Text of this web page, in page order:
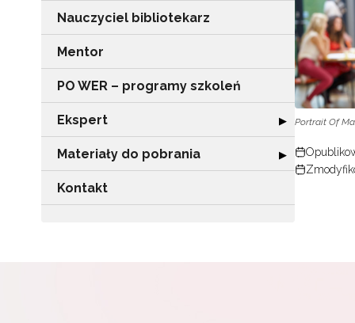
Nauczyciel bibliotekarz
Mentor
PO WER – programy szkoleń
Ekspert Rozwiń sekcję
▶
Materiały do pobrania Rozwiń sekcję
▶
Kontakt
Portrait Of